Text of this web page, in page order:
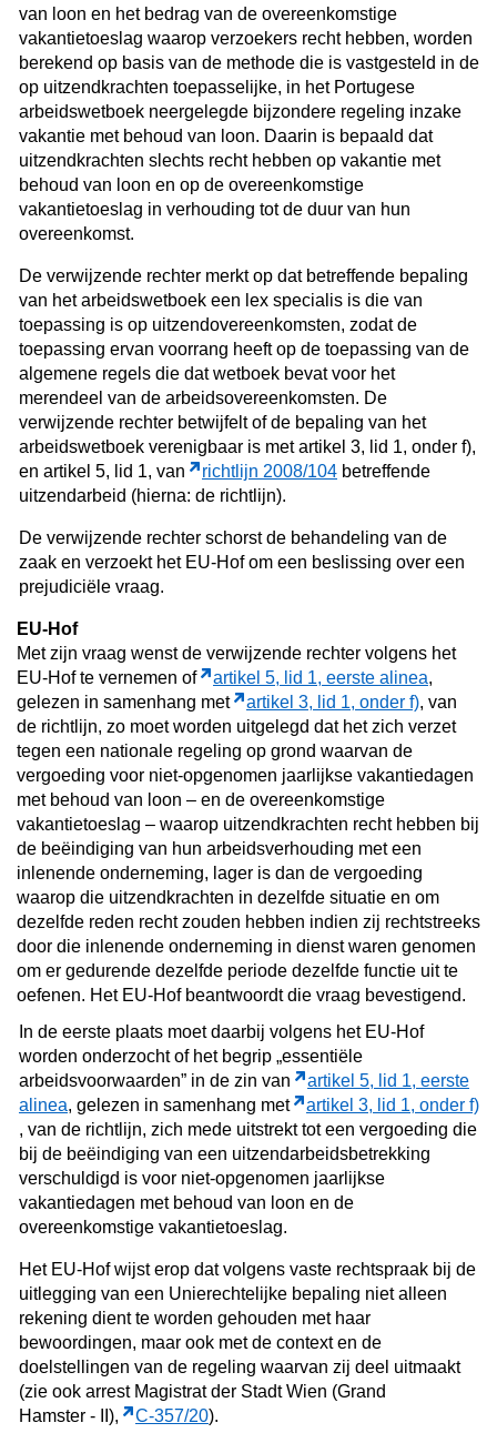
van loon en het bedrag van de overeenkomstige
vakantietoeslag waarop verzoekers recht hebben, worden
berekend op basis van de methode die is vastgesteld in de
op uitzendkrachten toepasselijke, in het Portugese
arbeidswetboek neergelegde bijzondere regeling inzake
vakantie met behoud van loon. Daarin is bepaald dat
uitzendkrachten slechts recht hebben op vakantie met
behoud van loon en op de overeenkomstige
vakantietoeslag in verhouding tot de duur van hun
overeenkomst.
De verwijzende rechter merkt op dat betreffende bepaling
van het arbeidswetboek een lex specialis is die van
toepassing is op uitzendovereenkomsten, zodat de
toepassing ervan voorrang heeft op de toepassing van de
algemene regels die dat wetboek bevat voor het
merendeel van de arbeidsovereenkomsten. De
verwijzende rechter betwijfelt of de bepaling van het
arbeidswetboek verenigbaar is met artikel 3, lid 1, onder f),
en artikel 5, lid 1, van
richtlijn 2008/104 betreffende
uitzendarbeid (hierna: de richtlijn).
De verwijzende rechter schorst de behandeling van de
zaak en verzoekt het EU-Hof om een beslissing over een
prejudiciële vraag.
EU-Hof
Met zijn vraag wenst de verwijzende rechter volgens het
EU-Hof te vernemen of
artikel 5, lid 1, eerste alinea,
gelezen in samenhang met
artikel 3, lid 1, onder f), van
de richtlijn, zo moet worden uitgelegd dat het zich verzet
tegen een nationale regeling op grond waarvan de
vergoeding voor niet-opgenomen jaarlijkse vakantiedagen
met behoud van loon – en de overeenkomstige
vakantietoeslag – waarop uitzendkrachten recht hebben bij
de beëindiging van hun arbeidsverhouding met een
inlenende onderneming, lager is dan de vergoeding
waarop die uitzendkrachten in dezelfde situatie en om
dezelfde reden recht zouden hebben indien zij rechtstreeks
door die inlenende onderneming in dienst waren genomen
om er gedurende dezelfde periode dezelfde functie uit te
oefenen. Het EU-Hof beantwoordt die vraag bevestigend.
In de eerste plaats moet daarbij volgens het EU-Hof
worden onderzocht of het begrip „essentiële
arbeidsvoorwaarden” in de zin van
artikel 5, lid 1, eerste
alinea, gelezen in samenhang met
artikel 3, lid 1, onder f)
, van de richtlijn, zich mede uitstrekt tot een vergoeding die
bij de beëindiging van een uitzendarbeidsbetrekking
verschuldigd is voor niet-opgenomen jaarlijkse
vakantiedagen met behoud van loon en de
overeenkomstige vakantietoeslag.
Het EU-Hof wijst erop dat volgens vaste rechtspraak bij de
uitlegging van een Unierechtelijke bepaling niet alleen
rekening dient te worden gehouden met haar
bewoordingen, maar ook met de context en de
doelstellingen van de regeling waarvan zij deel uitmaakt
(zie ook arrest Magistrat der Stadt Wien (Grand
Hamster ‑ II),
C‑357/20).